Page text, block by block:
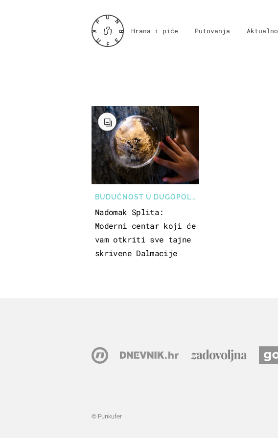
Hrana i piće Putovanja Aktualno
BUDUĆNOST U DUGOPOLJU
Nadomak Splita:
Moderni centar koji će
vam otkriti sve tajne
skrivene Dalmacije
© Punkufer